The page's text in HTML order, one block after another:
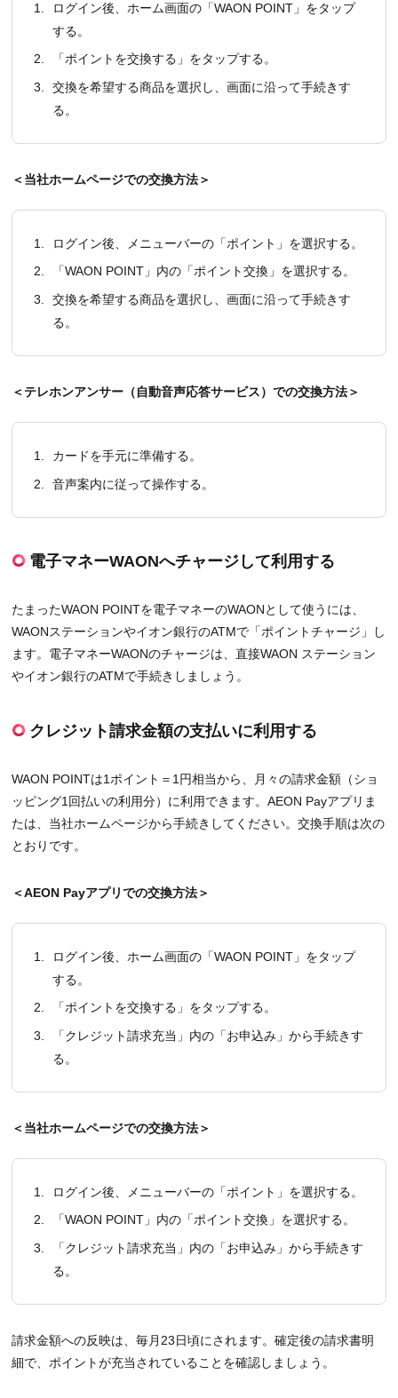
1.
ログイン後、ホーム画面の「WAON POINT」をタップ
する。
2.
「ポイントを交換する」をタップする。
3.
交換を希望する商品を選択し、画面に沿って手続きす
る。
＜当社ホームページでの交換方法＞
1.
ログイン後、メニューバーの「ポイント」を選択する。
2.
「WAON POINT」内の「ポイント交換」を選択する。
3.
交換を希望する商品を選択し、画面に沿って手続きす
る。
＜テレホンアンサー（自動音声応答サービス）での交換方法＞
1.
カードを手元に準備する。
2.
音声案内に従って操作する。
電子マネーWAONへチャージして利用する
たまったWAON POINTを電子マネーのWAONとして使うには、
WAONステーションやイオン銀行のATMで「ポイントチャージ」し
ます。電子マネーWAONのチャージは、直接WAON ステーション
やイオン銀行のATMで手続きしましょう。
クレジット請求金額の支払いに利用する
WAON POINTは1ポイント＝1円相当から、月々の請求金額（ショ
ッピング1回払いの利用分）に利用できます。AEON Payアプリま
たは、当社ホームページから手続きしてください。交換手順は次の
とおりです。
＜AEON Payアプリでの交換方法＞
1.
ログイン後、ホーム画面の「WAON POINT」をタップ
する。
2.
「ポイントを交換する」をタップする。
3.
「クレジット請求充当」内の「お申込み」から手続きす
る。
＜当社ホームページでの交換方法＞
1.
ログイン後、メニューバーの「ポイント」を選択する。
2.
「WAON POINT」内の「ポイント交換」を選択する。
3.
「クレジット請求充当」内の「お申込み」から手続きす
る。
請求金額への反映は、毎月23日頃にされます。確定後の請求書明
細で、ポイントが充当されていることを確認しましょう。